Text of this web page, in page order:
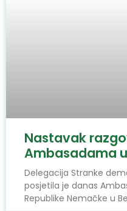
Nastavak
Ambasadama
Delegacija Stranke
posjetila je danas
Republike Nemačke u